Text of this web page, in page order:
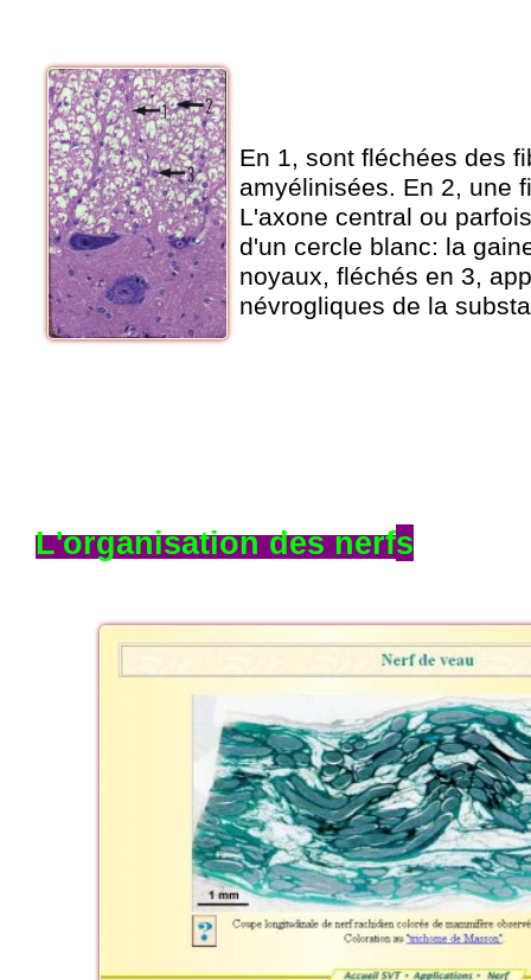
En 1, sont fléchées des
amyélinisées. En 2, une
L'axone central ou
d'un cercle blanc: la
noyaux, fléchés en 3,
névrogliques de la
L'organisation des nerfs